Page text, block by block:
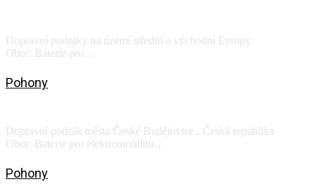
Dopravní podniky na území střední a východní Evropy
Obor: Baterie pro…
Pohony
Dopravní podnik města České Budějovice., Česká republika
Obor: Baterie pro elektromobilitu…
Pohony